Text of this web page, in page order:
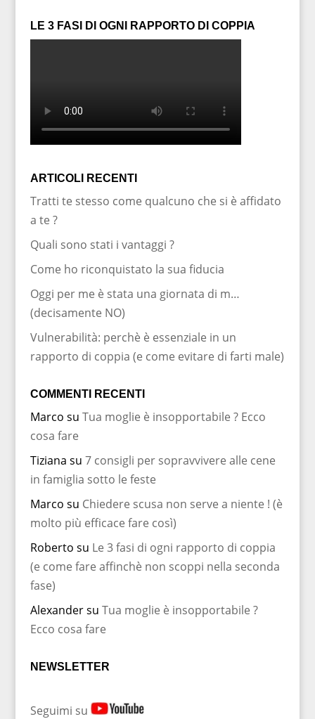
LE 3 FASI DI OGNI RAPPORTO DI COPPIA
ARTICOLI RECENTI
Tratti te stesso come qualcuno che si è affidato
a te ?
Quali sono stati i vantaggi ?
Come ho riconquistato la sua fiducia
Oggi per me è stata una giornata di m…
(decisamente NO)
Vulnerabilità: perchè è essenziale in un
rapporto di coppia (e come evitare di farti male)
COMMENTI RECENTI
Marco su Tua moglie è insopportabile ? Ecco
cosa fare
Tiziana su 7 consigli per sopravvivere alle cene
in famiglia sotto le feste
Marco su Chiedere scusa non serve a niente ! (è
molto più efficace fare così)
Roberto su Le 3 fasi di ogni rapporto di coppia
(e come fare affinchè non scoppi nella seconda
fase)
Alexandersu Tua moglie è insopportabile ?
Ecco cosa fare
NEWSLETTER
Seguimi su